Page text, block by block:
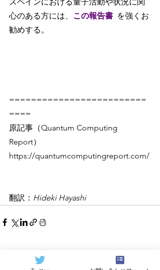
心のある方には、 この報告書 を強くお
勧めする。
=========================
====
原記事（Quantum Computing
Report）
https://quantumcomputingreport.com/
翻訳： Hideki Hayashi
関連記事